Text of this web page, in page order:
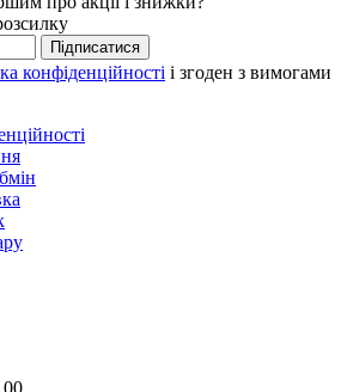
Підписатися
конфіденційності і згоден з вимогами